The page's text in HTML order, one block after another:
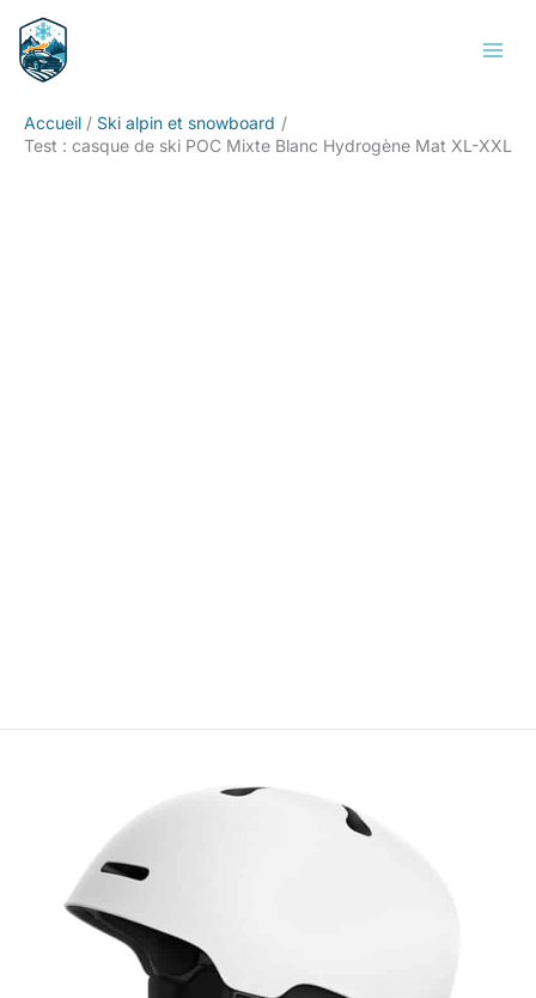
contenu
Accueil
Ski alpin et snowboard
Test : casque de ski POC Mixte Blanc Hydrogène Mat XL-XXL
Rechercher